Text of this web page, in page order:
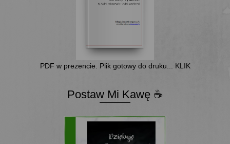
PDF w prezencie. Plik gotowy do druku... KLIK
Postaw Mi Kawę ☕